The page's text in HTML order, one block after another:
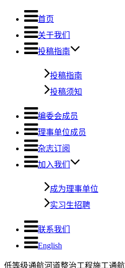
首页
关于我们
投稿指南
投稿指南
投稿须知
编委会成员
理事单位成员
杂志订阅
加入我们
成为理事单位
实习生招聘
联系我们
English
低等级通航河道整治工程施工通